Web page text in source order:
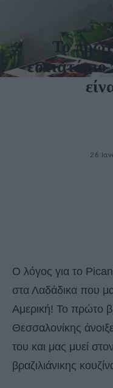
Το
26
Ο λόγος για το
στα Λαδάδικα που
Αμερική! Το πρώτο
Θεσσαλονίκης
του και μας μυεί
βραζιλιάνικης